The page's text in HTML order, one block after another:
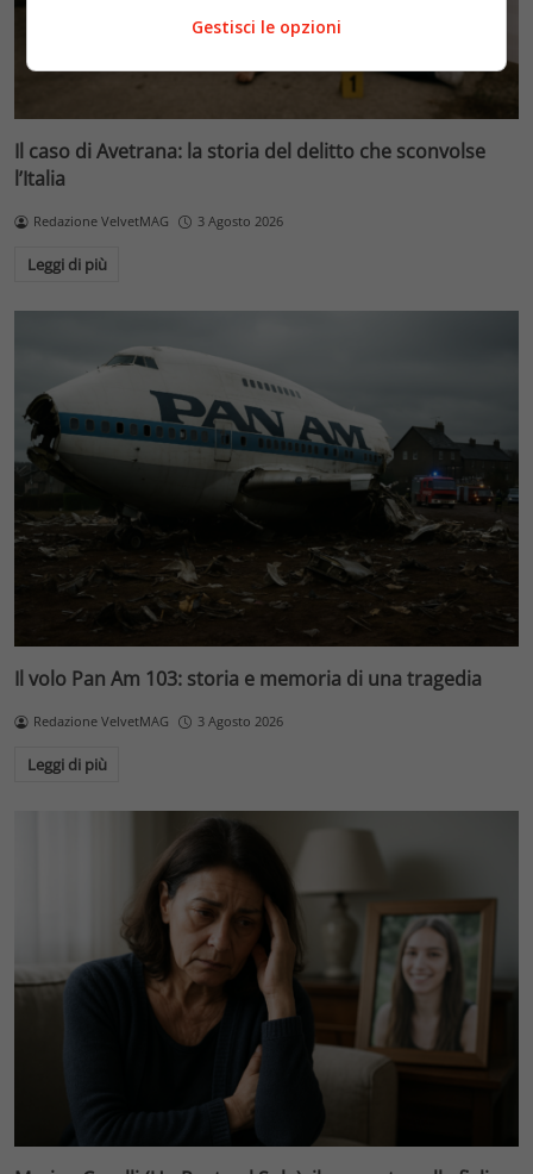
Il caso di Avetrana: la storia del delitto che sconvolse
l’Italia
Redazione VelvetMAG 3 Agosto 2026
Leggi di più
Il volo Pan Am 103: storia e memoria di una tragedia
Redazione VelvetMAG 3 Agosto 2026
Leggi di più
Gestisci le opzioni